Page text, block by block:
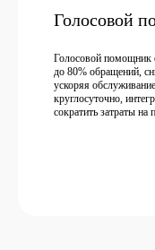
Голосовой
Голосовой помощник
до 80% обращений,
ускоряя
круглосуточно,
сократить затраты на